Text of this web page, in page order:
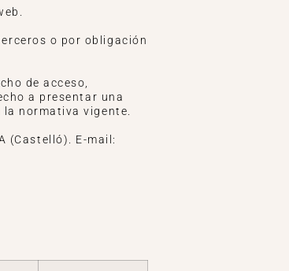
o por obligación
de acceso,
a presentar una
normativa vigente.
(Castelló). E-mail: